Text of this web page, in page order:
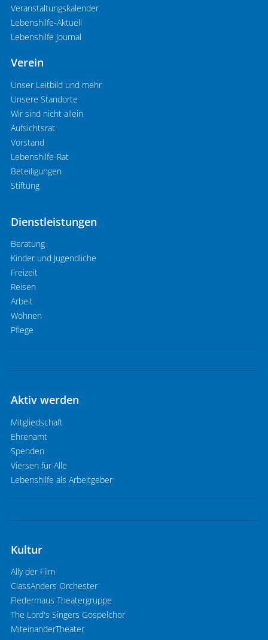
Veranstaltungskalender
Lebenshilfe-Aktuell
Lebenshilfe Journal
Verein
Unser Leitbild und mehr
Unsere Standorte
Wir sind nicht allein
Aufsichtsrat
Vorstand
Lebenshilfe-Rat
Beteiligungen
Stiftung
Dienstleistungen
Beratung
Kinder und Jugendliche
Freizeit
Reisen
Arbeit
Wohnen
Pflege
Aktiv werden
Mitgliedschaft
Ehrenamt
Spenden
Viersen für Alle
Lebenshilfe als Arbeitgeber
Kultur
Ally der Film
ClassAnders Orchester
Fledermaus Theatergruppe
The Lord's Singers Gospelchor
MiteinanderTheater